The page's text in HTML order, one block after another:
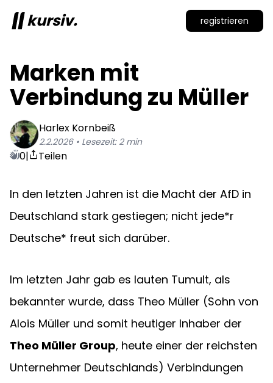
kursiv. registrieren
Marken mit
Verbindung zu Müller
Harlex Kornbeiß
2.2.2026• Lesezeit: 2min
0| Teilen
In den letzten Jahren ist die Macht der AfD in
Deutschland stark gestiegen; nicht jede*r
Deutsche* freut sich darüber.
Im letzten Jahr gab es lauten Tumult, als
bekannter wurde, dass Theo Müller (Sohn von
Alois Müller und somit heutiger Inhaber der
Theo Müller Group, heute einer der reichsten
Unternehmer Deutschlands) Verbindungen